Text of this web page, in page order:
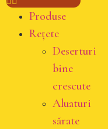
Produse
Rețete
Deserturi
bine
crescute
Aluaturi
sărate